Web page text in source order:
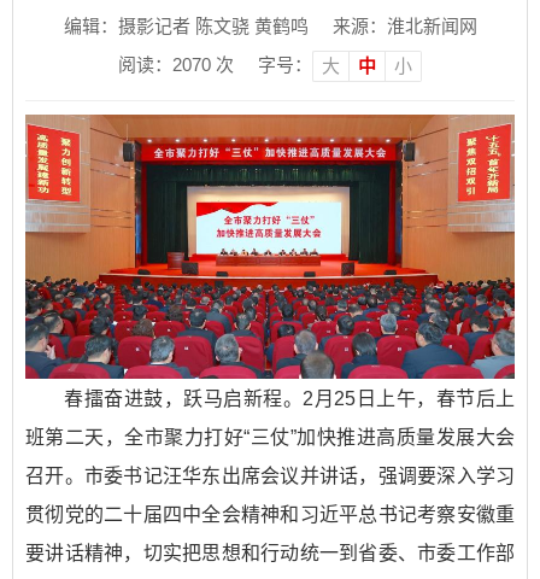
编辑：摄影记者 陈文骁 黄鹤鸣
来源：淮北新闻网
阅读： 2070 次 字号： 大 中 小
春擂奋进鼓，跃马启新程。2月25日上午，春节后上
班第二天，全市聚力打好“三仗”加快推进高质量发展大会
召开。市委书记汪华东出席会议并讲话，强调要深入学习
贯彻党的二十届四中全会精神和习近平总书记考察安徽重
要讲话精神，切实把思想和行动统一到省委、市委工作部